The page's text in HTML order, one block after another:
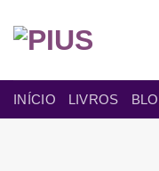
to
INÍCIO LIVROS